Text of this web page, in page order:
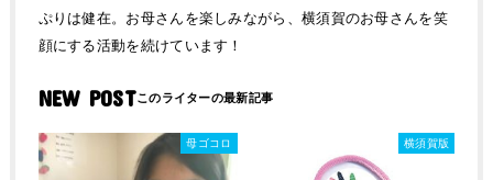
ぷりは健在。お母さんを楽しみながら、横須賀のお母さんを笑
顔にする活動を続けています！
NEW POST
母ゴコロ 横須賀版